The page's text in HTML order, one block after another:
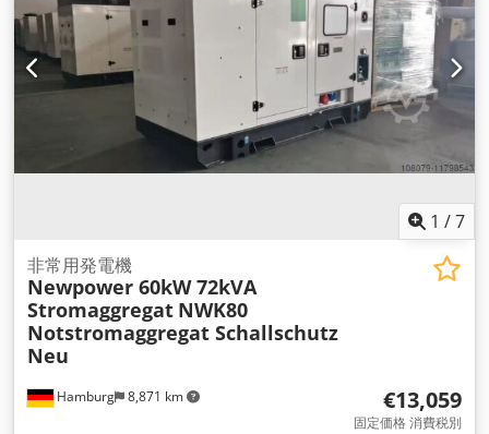
1 /7
Hamburg 8,871 km
非常用発電機
Newpower 60kW 72kVA
Stromaggregat NWK80
Notstromaggregat Schallschutz
Neu
€13,059
固定価格 消費税別